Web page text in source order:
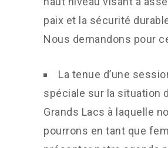
paix et la sécurité
Nous demandons pour
La tenue d’une
spéciale sur la situation
Grands Lacs à laquelle
pourrons en tant que